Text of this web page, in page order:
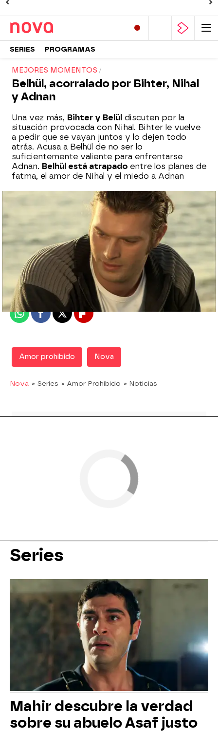
SERIES PROGRAMAS
MEJORES MOMENTOS
Belhül, acorralado por Bihter, Nihal
y Adnan
Una vez más, Bihter y Belül discuten por la
situación provocada con Nihal. Bihter le vuelve
a pedir que se vayan juntos y lo dejen todo
atrás. Acusa a Belhül de no ser lo
suficientemente valiente para enfrentarse
Adnan. Belhül está atrapado entre los planes de
fatma, el amor de Nihal y el miedo a Adnan
Nova
Madrid
Publicado: 27 de septiembre de 2019, 21:01
WhatsappFacebook
X Flipboard
Amor prohibido Nova
Nova » Series » Amor Prohibido » Noticias
Series
Mahir descubre la verdad
sobre su abuelo Asaf justo